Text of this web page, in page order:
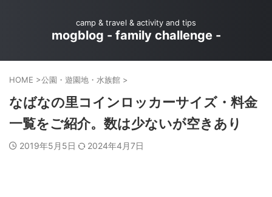
camp & travel & activity and tips
mogblog - family challenge -
HOME >公園・遊園地・水族館 >
なばなの里コインロッカーサイズ・料金
一覧をご紹介。数は少ないが空きあり
2019年5月5日 2024年4月7日